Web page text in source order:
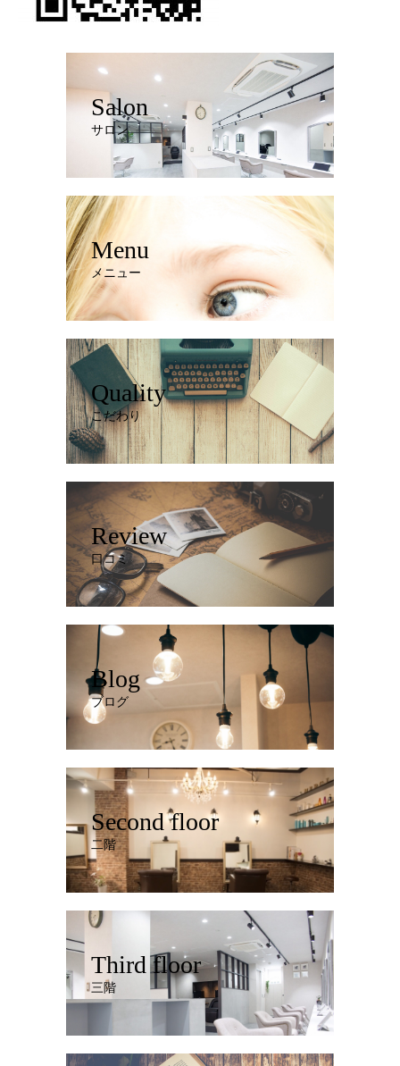
Salon
サロン
Menu
メニュー
Quality
こだわり
Review
口コミ
Blog
ブログ
Second floor
二階
Third floor
三階